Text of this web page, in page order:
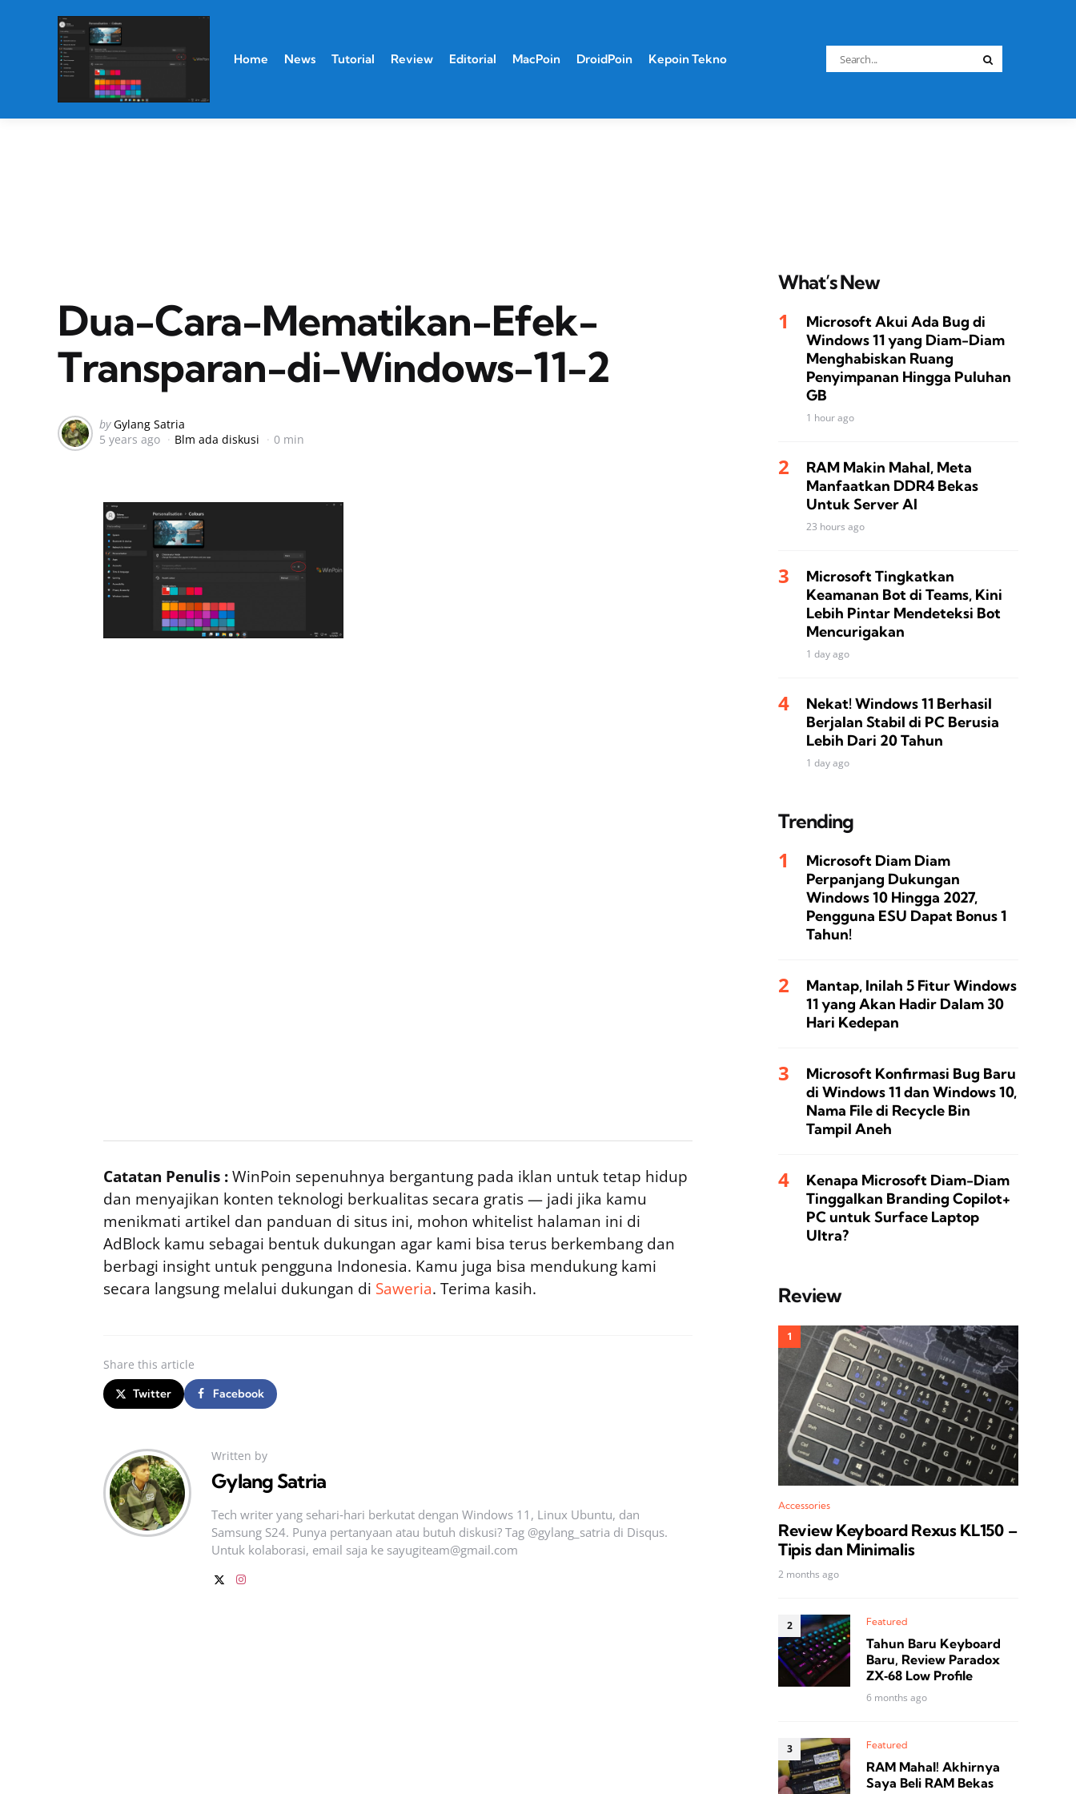
Home News Tutorial Review Editorial MacPoin DroidPoin Kepoin Tekno
Search
for:
Dua-Cara-Mematikan-Efek-
Transparan-di-Windows-11-2
Posted
by
by Gylang Satria
5 years ago
Blm ada diskusi 0 min
Catatan Penulis :WinPoin sepenuhnya bergantung pada iklan untuk tetap hidup
dan menyajikan konten teknologi berkualitas secara gratis — jadi jika kamu
menikmati artikel dan panduan di situs ini, mohon whitelist halaman ini di
AdBlock kamu sebagai bentuk dukungan agar kami bisa terus berkembang dan
berbagi insight untuk pengguna Indonesia. Kamu juga bisa mendukung kami
secara langsung melalui dukungan di Saweria. Terima kasih.
Share this article
Twitter Facebook
Written by
Gylang Satria
Tech writer yang sehari‑hari berkutat dengan Windows 11, Linux Ubuntu, dan
Samsung S24. Punya pertanyaan atau butuh diskusi? Tag @gylang_satria di Disqus.
Untuk kolaborasi, email saja ke sayugiteam@gmail.com
What’s New
Microsoft Akui Ada Bug di
Windows 11 yang Diam-Diam
Menghabiskan Ruang
Penyimpanan Hingga Puluhan
GB
1 hour ago
RAM Makin Mahal, Meta
Manfaatkan DDR4 Bekas
Untuk Server AI
23 hours ago
Microsoft Tingkatkan
Keamanan Bot di Teams, Kini
Lebih Pintar Mendeteksi Bot
Mencurigakan
1 day ago
Nekat! Windows 11 Berhasil
Berjalan Stabil di PC Berusia
Lebih Dari 20 Tahun
1 day ago
Trending
Microsoft Diam Diam
Perpanjang Dukungan
Windows 10 Hingga 2027,
Pengguna ESU Dapat Bonus 1
Tahun!
Mantap, Inilah 5 Fitur Windows
11 yang Akan Hadir Dalam 30
Hari Kedepan
Microsoft Konfirmasi Bug Baru
di Windows 11 dan Windows 10,
Nama File di Recycle Bin
Tampil Aneh
Kenapa Microsoft Diam-Diam
Tinggalkan Branding Copilot+
PC untuk Surface Laptop
Ultra?
Review
Accessories
Review Keyboard Rexus KL150 –
Tipis dan Minimalis
2 months ago
Featured
Tahun Baru Keyboard
Baru, Review Paradox
ZX‑68 Low Profile
6 months ago
Featured
RAM Mahal! Akhirnya
Saya Beli RAM Bekas